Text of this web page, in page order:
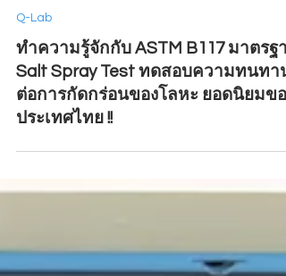
4 min read
Q-Lab
ทำความรู้จักกับ ASTM B117 มาตรฐา
Salt Spray Test ทดสอบความทนทาน